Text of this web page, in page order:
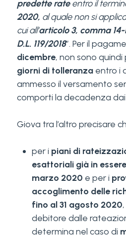
predette rateentro il
2020, al quale non si
cui all’articolo 3, comma
D.L. 119/2018”. Per il
dicembre, non sono quindi
giorni di tolleranza entro i
ammesso il versamento
comporti la decadenza
Giova tra l’altro precisare
per i piani di
esattoriali già in
marzo 2020 e per i
accoglimento delle
fino al 31 agosto 2020
debitore dalle
determina nel caso di